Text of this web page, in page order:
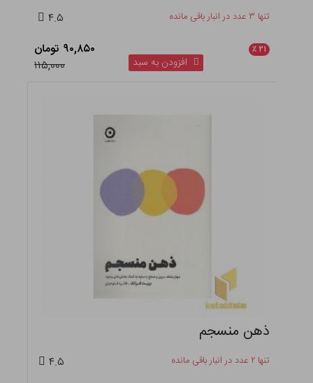
تنها ۳ عدد در انبار باقی مانده ۴.۵
۲۱ ٪
۹۰,۸۵۰ تومان
۱۱۵,۰۰۰
افزودن به سبد
ذهن منسجم
تنها ۲ عدد در انبار باقی مانده ۴.۵